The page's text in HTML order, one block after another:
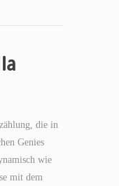
die in
Genies
wie
mit dem